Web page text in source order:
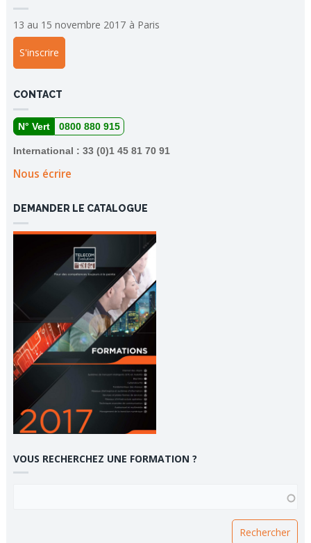
13 au 15 novembre 2017 à Paris
S'inscrire
CONTACT
N° Vert 0800 880 915
International : 33 (0)1 45 81 70 91
Nous écrire
DEMANDER LE CATALOGUE
VOUS RECHERCHEZ UNE FORMATION ?